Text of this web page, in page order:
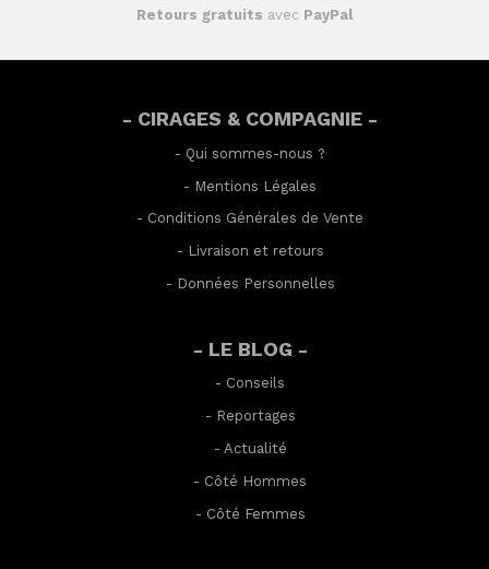
Retours gratuits avec PayPal
- CIRAGES & COMPAGNIE -
- Qui sommes-nous ?
- Mentions Légales
- Conditions Générales de Vente
- Livraison et retours
- Données Personnelles
- LE BLOG -
- Conseils
- Reportages
- Actualité
- Côté Hommes
- Côté Femmes